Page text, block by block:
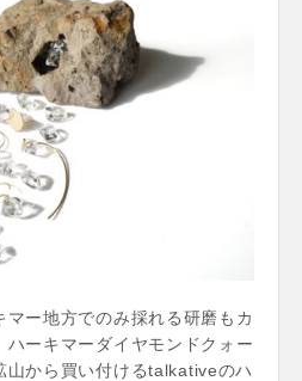
マー地方でのみ採れる研磨もカ
ハーキマーダイヤモンドクォー
山から買い付けるtalkativeのハ